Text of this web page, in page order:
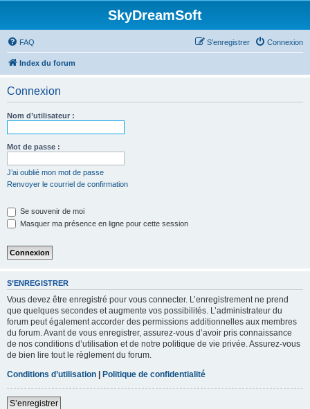
SkyDreamSoft
FAQ Connexion
S’enregistrer
Index du forum
Connexion
Nom d’utilisateur :
Mot de passe :
J’ai oublié mon mot de passe
Renvoyer le courriel de confirmation
Se souvenir de moi
Masquer ma présence en ligne pour cette session
S’ENREGISTRER
Vous devez être enregistré pour vous connecter. L’enregistrement ne prend
que quelques secondes et augmente vos possibilités. L’administrateur du
forum peut également accorder des permissions additionnelles aux membres
du forum. Avant de vous enregistrer, assurez-vous d’avoir pris connaissance
de nos conditions d’utilisation et de notre politique de vie privée. Assurez-vous
de bien lire tout le règlement du forum.
Conditions d’utilisation | Politique de confidentialité
S’enregistrer